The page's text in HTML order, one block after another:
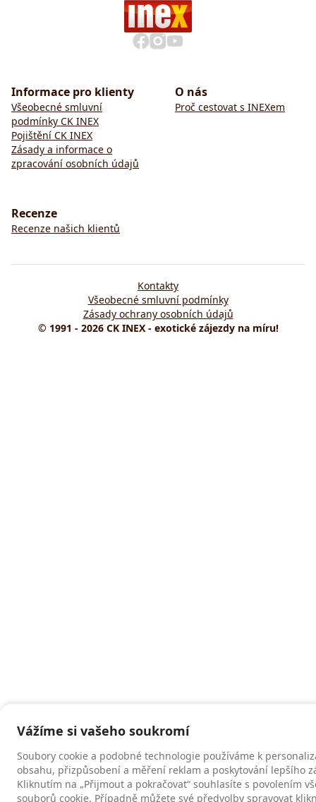
Informace pro klienty
Všeobecné smluvní
podmínky CK INEX
Pojištění CK INEX
Zásady a informace o
zpracování osobních údajů
O nás
Proč cestovat s INEXem
Recenze
Recenze našich klientů
© 1991 - 2026 CK INEX - exotické zájezdy na míru!
Kontakty
Všeobecné smluvní podmínky
Zásady ochrany osobních údajů
Vážíme si vašeho soukromí
Soubory cookie a podobné technologie používáme k
obsahu, přizpůsobení a měření reklam a poskytování lepšího
Kliknutím na „Přijmout a pokračovat“ souhlasíte s povolením
souborů cookie. Případně můžete své předvolby spravovat